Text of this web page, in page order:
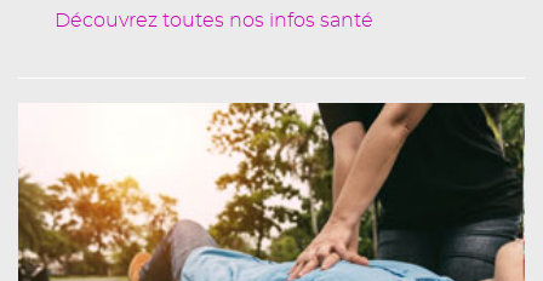
Découvrez toutes nos infos santé